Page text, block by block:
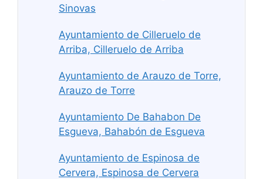
Sinovas
Ayuntamiento de Cilleruelo de
Arriba, Cilleruelo de Arriba
Ayuntamiento de Arauzo de Torre,
Arauzo de Torre
Ayuntamiento De Bahabon De
Esgueva, Bahabón de Esgueva
Ayuntamiento de Espinosa de
Cervera, Espinosa de Cervera